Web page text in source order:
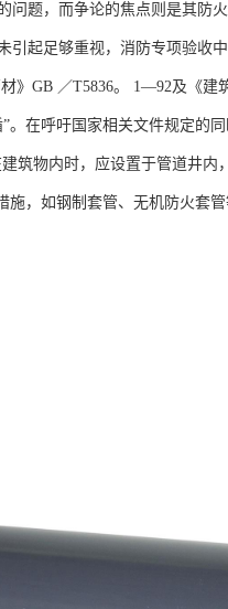
题，而争论的焦点则是其防火
引起足够重视，消防专项验收
》GB ／T5836。 1—92及《
。在呼吁国家相关文件规定的
筑物内时，应设置于管道井
，如钢制套管、无机防火套